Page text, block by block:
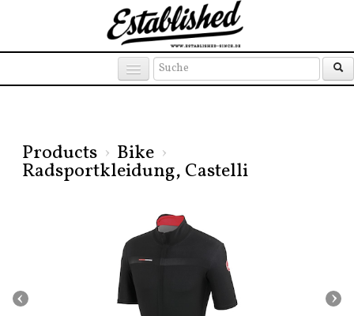
Products › Bike ›
Radsportkleidung, Castelli
‹ ›